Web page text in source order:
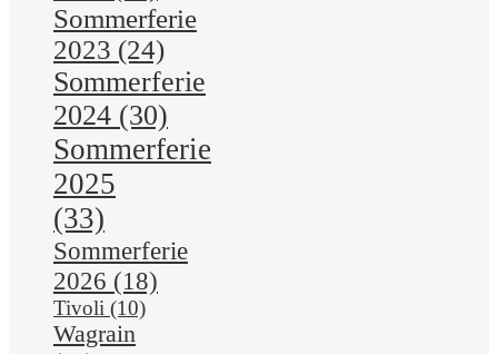
Sommerferie
2023 (24)
Sommerferie
2024 (30)
Sommerferie
2025
(33)
Sommerferie
2026 (18)
Tivoli (10)
Wagrain